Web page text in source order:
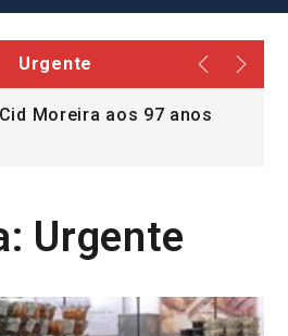
Urgente
Moreira aos 97 anos
Urgente